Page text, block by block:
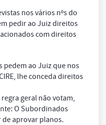
nos vários nºs do
pedir ao Juiz direitos
com direitos
ao Juiz que nos
lhe conceda direitos
geral não votam,
O Subordinados
aprovar planos.